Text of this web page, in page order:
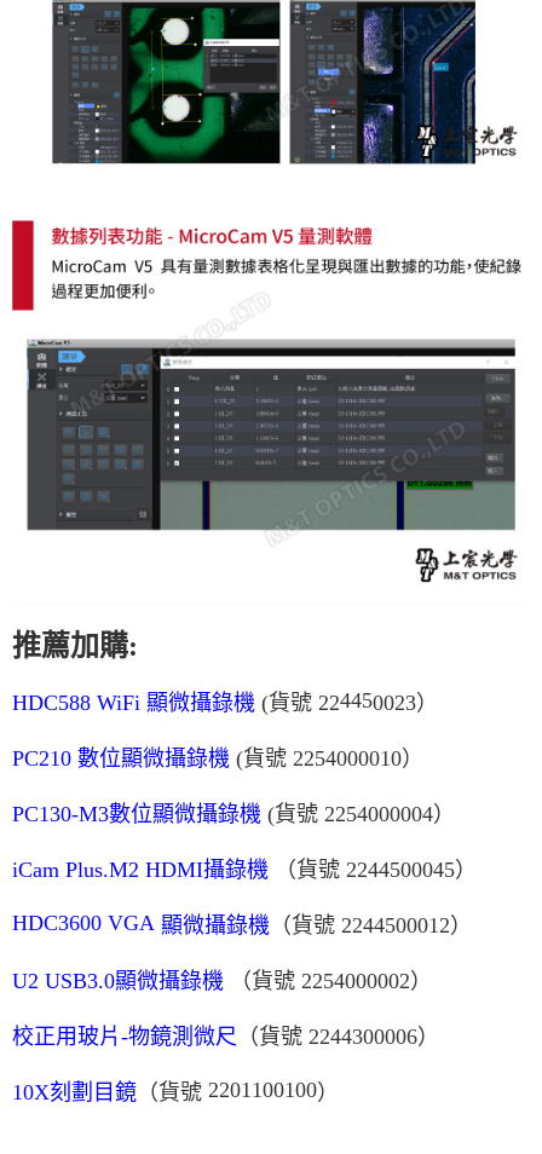
推薦加購:
HDC588 WiFi 顯微攝錄機 (貨號 224450023）
PC210 數位顯微攝錄機 (貨號 2254000010）
PC130-M3數位顯微攝錄機 (貨號 2254000004）
iCam Plus.M2 HDMI攝錄機 （貨號 2244500045）
HDC3600 VGA 顯微攝錄機 （貨號 2244500012）
U2 USB3.0顯微攝錄機 （貨號 2254000002）
校正用玻片-物鏡測微尺 （貨號 2244300006）
10X刻劃目鏡 （貨號 2201100100）